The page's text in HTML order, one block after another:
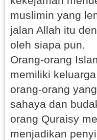
muslimin yang
jalan Allah itu
oleh siapa pun.
Orang-orang
memiliki
orang-orang
sahaya dan
orang Quraisy
menjadikan